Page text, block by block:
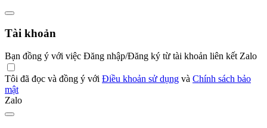
Tài khoản
Bạn đồng ý với việc Đăng nhập/Đăng ký từ tài khoản liên kết Zalo
Tôi đã đọc và đồng ý với Điều khoản sử dụng và Chính sách bảo
mật
Zalo